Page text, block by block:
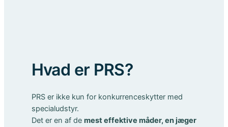
Hvad er PRS?
PRS er ikke kun for konkurrenceskytter med
specialudstyr.
Det er en af de mest effektive måder, en jæger